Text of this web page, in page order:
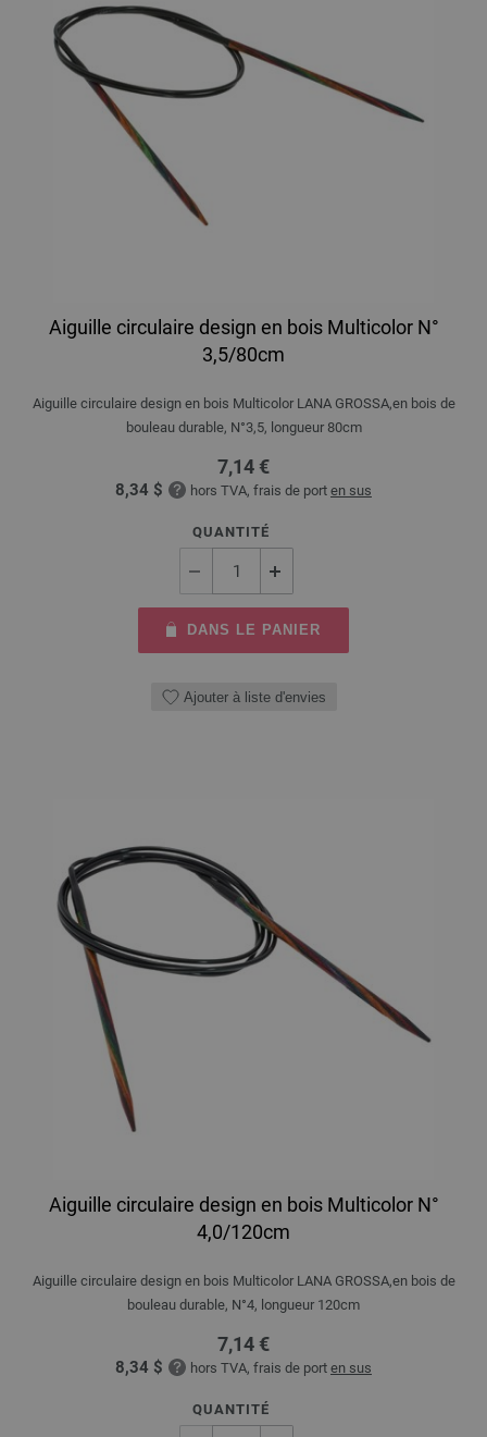
Aiguille circulaire design en bois Multicolor N°
3,5/80cm
Aiguille circulaire design en bois Multicolor LANA GROSSA,en bois de
bouleau durable, N°3,5, longueur 80cm
7,14 €
8,34 $ hors TVA, frais de port en sus
QUANTITÉ
DANS LE PANIER
Ajouter à liste d'envies
Aiguille circulaire design en bois Multicolor N°
4,0/120cm
Aiguille circulaire design en bois Multicolor LANA GROSSA,en bois de
bouleau durable, N°4, longueur 120cm
7,14 €
8,34 $ hors TVA, frais de port en sus
QUANTITÉ